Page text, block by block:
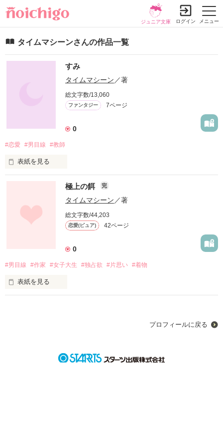
メニュー
ジュニア文庫 ログイン
タイムマシーンさんの作品一覧
すみ
タイムマシーン ／著
総文字数/13,060
ファンタジー 7ページ
0
#恋愛 #男目線 #教師
表紙を見る
異世界？
タイムスリップ？
幸せをつかみ取るまでのストーリー
極上の餌 完
タイムマシーン ／著
総文字数/44,203
恋愛(ピュア) 42ページ
0
#男目線 #作家 #女子大生 #独占欲 #片思い #着物
表紙を見る
プロフィールに戻る